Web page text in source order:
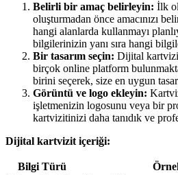
Belirli bir amaç belirleyin: İlk
oluşturmadan önce amacınızı
hangi alanlarda kullanmayı
bilgilerinizin yanı sıra hangi
Bir tasarım seçin: Dijital
birçok online platform
birini seçerek, size en uygun
Görüntü ve logo ekleyin:
işletmenizin logosunu veya bir
kartvizitinizi daha tanıdık ve
Dijital kartvizit içeriği:
Bilgi Türü